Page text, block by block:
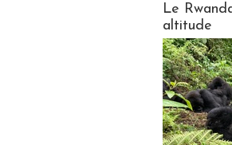
Le
altitude